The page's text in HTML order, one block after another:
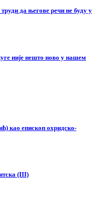
да његове речи не буду у
није нешто ново у нашем
као епископ охридско-
(III)